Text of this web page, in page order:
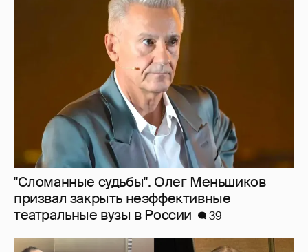
"Сломанные судьбы". Олег Меньшиков
призвал закрыть неэффективные
театральные вузы в России